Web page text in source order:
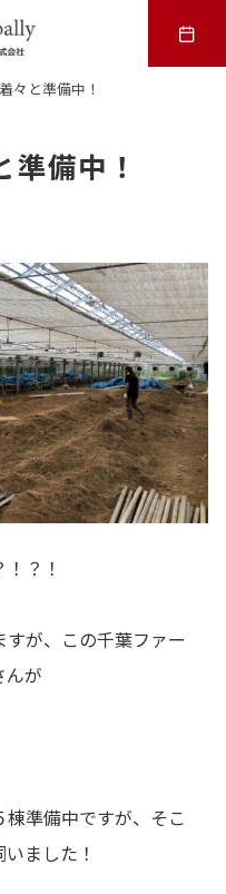
々と準備中！
備中！
？！
が、この千葉ファー
んが
準備中ですが、そこ
ました！